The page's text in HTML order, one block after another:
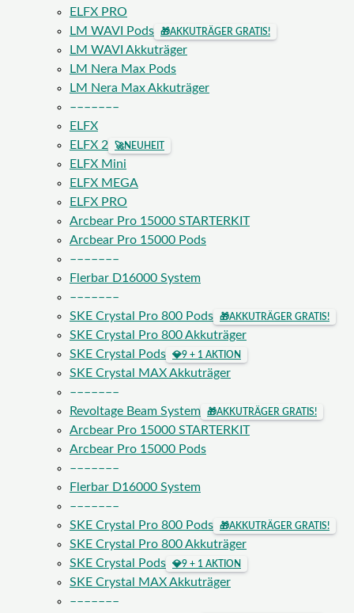
ELFX PRO
LM WAVI Pods
🎁AKKUTRÄGER GRATIS!
LM WAVI Akkuträger
LM Nera Max Pods
LM Nera Max Akkuträger
–––––––
ELFX
ELFX 2
🚀NEUHEIT
ELFX Mini
ELFX MEGA
ELFX PRO
Arcbear Pro 15000 STARTERKIT
Arcbear Pro 15000 Pods
–––––––
Flerbar D16000 System
–––––––
SKE Crystal Pro 800 Pods
🎁AKKUTRÄGER GRATIS!
SKE Crystal Pro 800 Akkuträger
SKE Crystal Pods
💎9 + 1 AKTION
SKE Crystal MAX Akkuträger
–––––––
Revoltage Beam System
🎁AKKUTRÄGER GRATIS!
Arcbear Pro 15000 STARTERKIT
Arcbear Pro 15000 Pods
–––––––
Flerbar D16000 System
–––––––
SKE Crystal Pro 800 Pods
🎁AKKUTRÄGER GRATIS!
SKE Crystal Pro 800 Akkuträger
SKE Crystal Pods
💎9 + 1 AKTION
SKE Crystal MAX Akkuträger
–––––––